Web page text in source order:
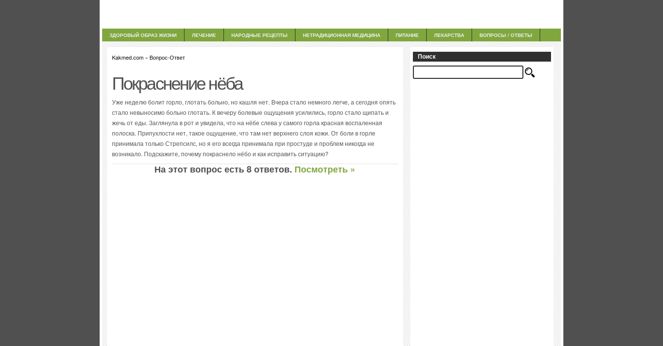
ЗДОРОВЫЙ ОБРАЗ ЖИЗНИ ЛЕЧЕНИЕ НАРОДНЫЕ РЕЦЕПТЫ НЕТРАДИЦИОННАЯ МЕДИЦИНА ПИТАНИЕ ЛЕКАРСТВА ВОПРОСЫ / ОТВЕТЫ
Kakmed.com » Вопрос-Ответ
Покраснение нёба
Уже неделю болит горло, глотать больно, но кашля нет. Вчера стало немного легче, а сегодня опять
стало невыносимо больно глотать. К вечеру болевые ощущения усилились, горло стало щипать и
жечь от еды. Заглянула в рот и увидела, что на нёбе слева у самого горла красная воспаленная
полоска. Припухлости нет, такое ощущение, что там нет верхнего слоя кожи. От боли в горле
принимала только Стрепсилс, но я его всегда принимала при простуде и проблем никогда не
возникало. Подскажите, почему покраснело нёбо и как исправить ситуацию?
На этот вопрос есть 8 ответов. Посмотреть »
Поиск